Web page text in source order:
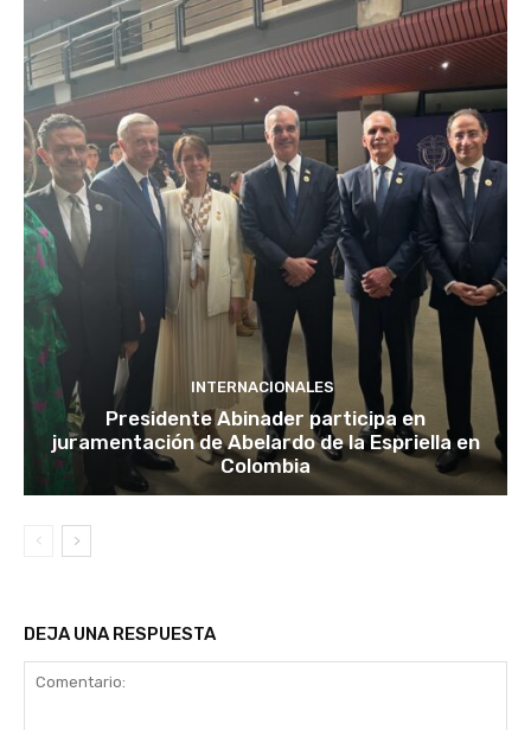
INTERNACIONALES
Presidente Abinader participa en
juramentación de Abelardo de la Espriella en
Colombia
DEJA UNA RESPUESTA